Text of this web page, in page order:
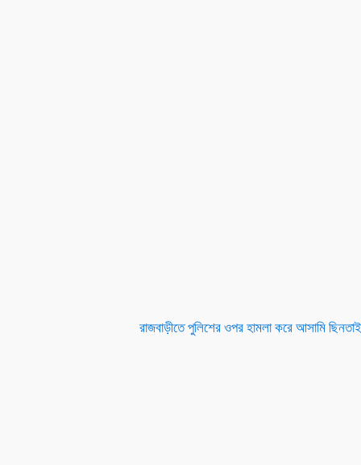
রাজবাড়ীতে পুলিশের ওপর হামলা করে আসামি